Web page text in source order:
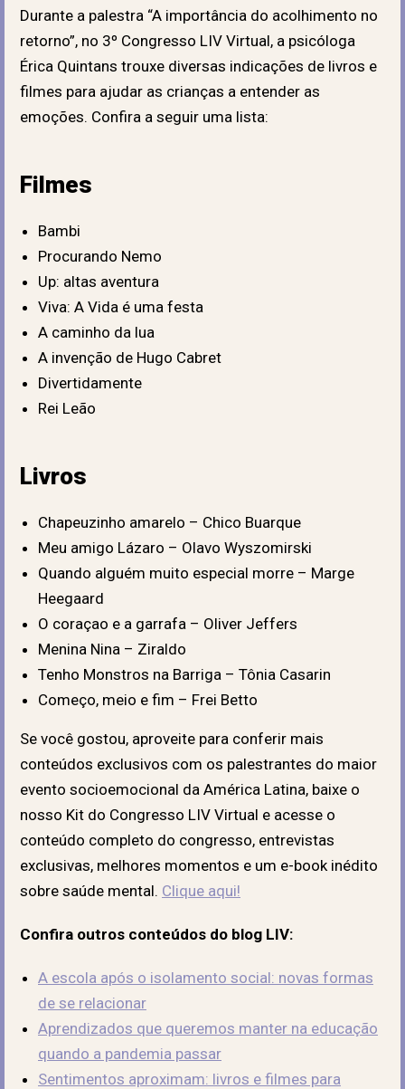
Durante a palestra “A importância do acolhimento no
retorno”, no 3º Congresso LIV Virtual, a psicóloga
Érica Quintans trouxe diversas indicações de livros e
filmes para ajudar as crianças a entender as
emoções. Confira a seguir uma lista:
Filmes
Bambi
Procurando Nemo
Up: altas aventura
Viva: A Vida é uma festa
A caminho da lua
A invenção de Hugo Cabret
Divertidamente
Rei Leão
Livros
Chapeuzinho amarelo – Chico Buarque
Meu amigo Lázaro – Olavo Wyszomirski
Quando alguém muito especial morre – Marge
Heegaard
O coraçao e a garrafa – Oliver Jeffers
Menina Nina – Ziraldo
Tenho Monstros na Barriga – Tônia Casarin
Começo, meio e fim – Frei Betto
Se você gostou, aproveite para conferir mais
conteúdos exclusivos com os palestrantes do maior
evento socioemocional da América Latina, baixe o
nosso Kit do Congresso LIV Virtual e acesse o
conteúdo completo do congresso, entrevistas
exclusivas, melhores momentos e um e-book inédito
sobre saúde mental. Clique aqui!
Confira outros conteúdos do blog LIV:
A escola após o isolamento social: novas formas
de se relacionar
Aprendizados que queremos manter na educação
quando a pandemia passar
Sentimentos aproximam: livros e filmes para